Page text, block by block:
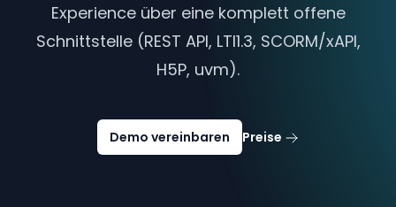
Experience über eine komplett offene
Schnittstelle (REST API, LTI1.3, SCORM/xAPI,
H5P, uvm).
Demo vereinbaren Preise